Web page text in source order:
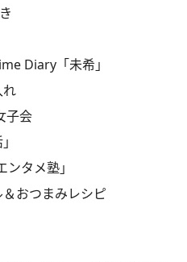
Diary「未希」
れ
子会
タメ塾」
おつまみレシピ